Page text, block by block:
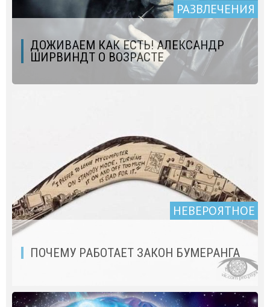
РАЗВЛЕЧЕНИЯ
ДОЖИВАЕМ КАК ЕСТЬ! АЛЕКСАНДР
ШИРВИНДТ О ВОЗРАСТЕ
НЕВЕРОЯТНОЕ
ПОЧЕМУ РАБОТАЕТ ЗАКОН БУМЕРАНГА